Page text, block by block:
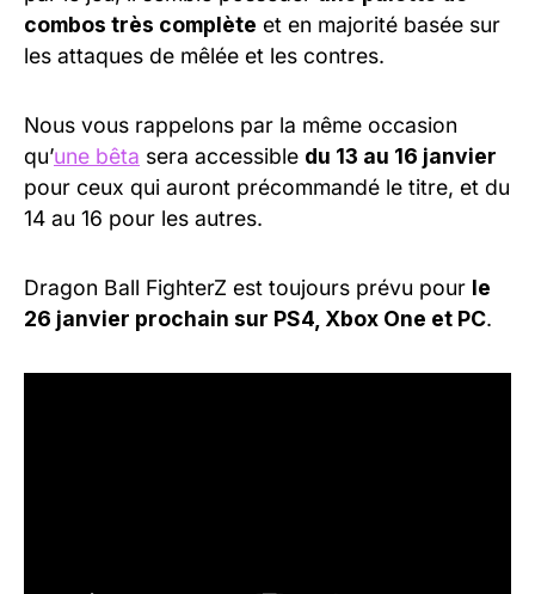
combos très complète et en majorité basée sur
les attaques de mêlée et les contres.
Nous vous rappelons par la même occasion
qu’une bêta sera accessible du 13 au 16 janvier
pour ceux qui auront précommandé le titre, et du
14 au 16 pour les autres.
Dragon Ball FighterZ est toujours prévu pour le
26 janvier prochain sur PS4, Xbox One et PC.